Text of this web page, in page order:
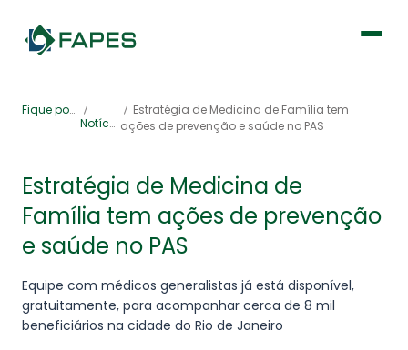
Institucional
Previdência
Fique por dentro
Notícias
Estratégia de Medicina de Família tem
ações de prevenção e saúde no PAS
Estratégia de Medicina de
Família tem ações de prevenção
e saúde no PAS
Equipe com médicos generalistas já está disponível,
gratuitamente, para acompanhar cerca de 8 mil
beneficiários na cidade do Rio de Janeiro